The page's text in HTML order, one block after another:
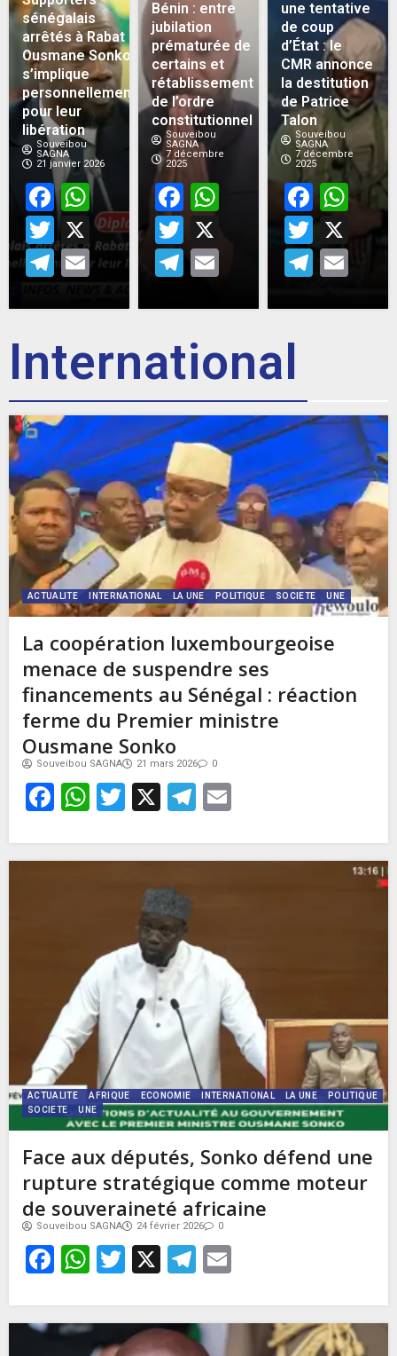
sénégalais
arrêtés à Rabat :
Ousmane Sonko
s’implique
personnellement
pour leur
libération
Souveibou
SAGNA
21 janvier 2026
Facebook
WhatsApp
Twitter
X
Telegram
Email
Bénin : entre
jubilation
prématurée de
certains et
rétablissement
de l’ordre
constitutionnel
Souveibou
SAGNA
7 décembre
2025
Facebook
WhatsApp
Twitter
Telegram
Email
une tentative
de coup
d’État : le
CMR annonce
la destitution
de Patrice
Talon
Souveibou
SAGNA
7 décembre
2025
X
International
ACTUALITE INTERNATIONAL LA UNE POLITIQUE SOCIETE UNE
La coopération luxembourgeoise
menace de suspendre ses
financements au Sénégal : réaction
ferme du Premier ministre
Ousmane Sonko
Souveibou SAGNA 21 mars 2026 0
Facebook
WhatsApp
Twitter
X Telegram
ACTUALITE AFRIQUE ECONOMIE INTERNATIONAL LA UNE
POLITIQUE
SOCIETE
UNE
Face aux députés, Sonko défend une
rupture stratégique comme moteur
de souveraineté africaine
Souveibou SAGNA 24 février 2026 0
Facebook
WhatsApp
Twitter
X Telegram